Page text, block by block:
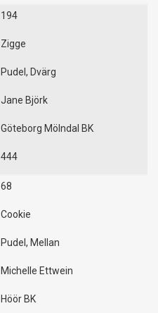
194
Zigge
Pudel, Dvärg
Jane Björk
Göteborg Mölndal BK
444
68
Cookie
Pudel, Mellan
Michelle Ettwein
Höör BK